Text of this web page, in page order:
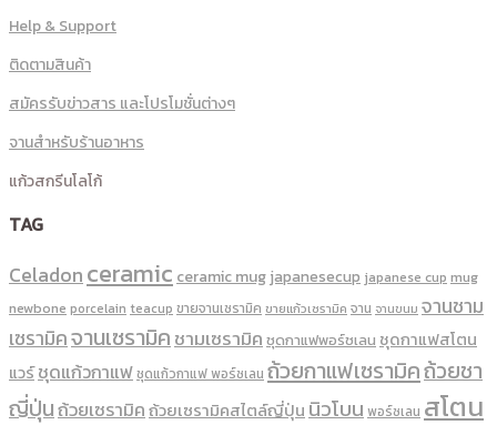
Help & Support
ติดตามสินค้า
สมัครรับข่าวสาร และโปรโมชั่นต่างๆ
จานสำหรับร้านอาหาร
แก้วสกรีนโลโก้
TAG
Celadonceramic ceramic mug japanesecup japanese cup mug
newbone porcelain teacup ขายจานเซรามิค ขายแก้วเซรามิค จาน จานขนม จานชาม
เซรามิคจานเซรามิคชามเซรามิคชุดกาแฟพอร์ชเลน ชุดกาแฟสโตน
แวร์ชุดแก้วกาแฟชุดแก้วกาแฟ พอร์ซเลน ถ้วยกาแฟเซรามิคถ้วยชา
ญี่ปุ่นถ้วยเซรามิคถ้วยเซรามิคสไตล์ญี่ปุ่น นิวโบน พอร์ซเลน สโตน